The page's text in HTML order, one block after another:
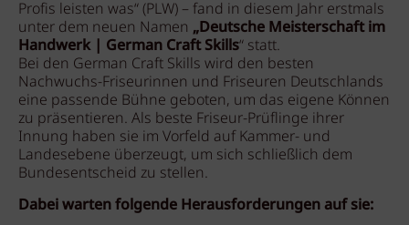
Profis leisten was“ (PLW) – fand in diesem Jahr erstmals
unter dem neuen Namen „Deutsche Meisterschaft im
Handwerk | German Craft Skills“ statt.
Bei den German Craft Skills wird den besten
Nachwuchs-Friseurinnen und Friseuren Deutschlands
eine passende Bühne geboten, um das eigene Können
zu präsentieren. Als beste Friseur-Prüflinge ihrer
Innung haben sie im Vorfeld auf Kammer- und
Landesebene überzeugt, um sich schließlich dem
Bundesentscheid zu stellen.
Dabei warten folgende Herausforderungen auf sie: